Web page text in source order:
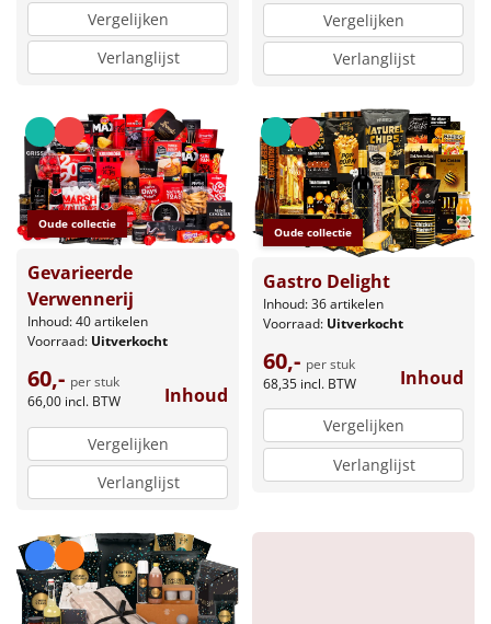
Artikel
Hitster
Pizzarette
Tas
Wake up light
NIEUW
Borrelplank
Warmtekussen
Slowcooker POPULAIR
Noodradio NIEUW
Deken (fleece plaid)
Alle artikelen
Overige
Vergelijken
Verlanglijst
Vergelijken
Verlanglijst
Oude collectie
Gevarieerde
Verwennerij
Inhoud: 40 artikelen
Voorraad: Uitverkocht
60,- per stuk
66,00 incl. BTW Inhoud
Vergelijken
Verlanglijst
Oude collectie
Gastro Delight
Inhoud: 36 artikelen
Voorraad: Uitverkocht
60,- per stuk
68,35 incl. BTW Inhoud
Vergelijken
Verlanglijst